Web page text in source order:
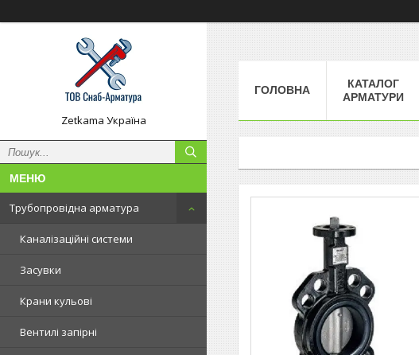
Zetkama Україна
Трубопровідна арматура
Каналізаційні системи
Засувки
Крани кульові
Вентилі запірні
ГОЛОВНА
КАТАЛОГ
АРМАТУРИ